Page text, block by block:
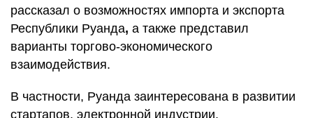
рассказал о возможностях импорта и экспорта
Республики Руанда, а также представил
варианты торгово-экономического
взаимодействия.
В частности, Руанда заинтересована в развитии
стартапов, электронной индустрии,